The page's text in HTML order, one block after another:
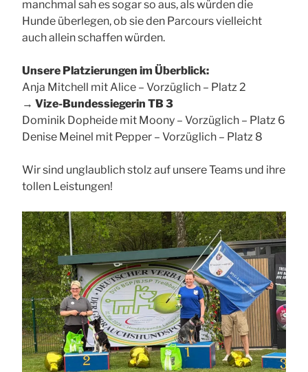
manchmal sah es sogar so aus, als würden die
Hunde überlegen, ob sie den Parcours vielleicht
auch allein schaffen würden.
Unsere Platzierungen im Überblick:
Anja Mitchell mit Alice – Vorzüglich – Platz 2
→ Vize-Bundessiegerin TB 3
Dominik Dopheide mit Moony – Vorzüglich – Platz 6
Denise Meinel mit Pepper – Vorzüglich – Platz 8
Wir sind unglaublich stolz auf unsere Teams und ihre
tollen Leistungen!